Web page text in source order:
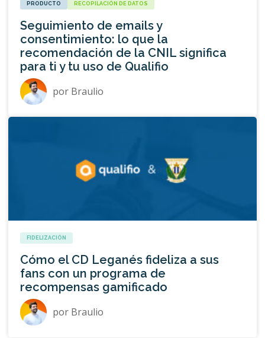
PRODUCTO RECOPILACIÓN DE DATOS
Seguimiento de emails y
consentimiento: lo que la
recomendación de la CNIL significa
para ti y tu uso de Qualifio
por Braulio
FIDELIZACIÓN
Cómo el CD Leganés fideliza a sus
fans con un programa de
recompensas gamificado
por Braulio